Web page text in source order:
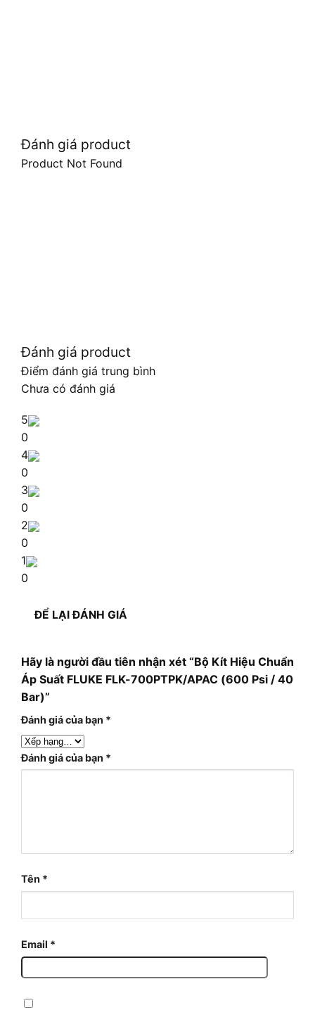
Đánh giá product
Product Not Found
Đánh giá product
Điểm đánh giá trung bình
Chưa có đánh giá
5
0
4
0
3
0
2
0
1
0
ĐỂ LẠI ĐÁNH GIÁ
Hãy là người đầu tiên nhận xét “Bộ Kít Hiệu Chuẩn
Áp Suất FLUKE FLK-700PTPK/APAC (600 Psi / 40
Bar)”
Đánh giá của bạn *
Đánh giá của bạn *
Tên *
Email *